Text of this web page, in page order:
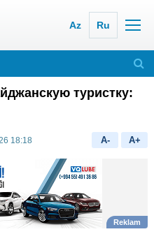
Az Ru
туристку:
18:18 A- A+